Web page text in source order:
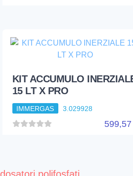
KIT ACCUMULO
15 LT X PRO
IMMERGAS 3.029928